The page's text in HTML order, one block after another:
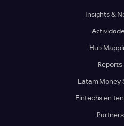
Insights &
Hub
Reports
Latam Money
Fintechs en
Partners